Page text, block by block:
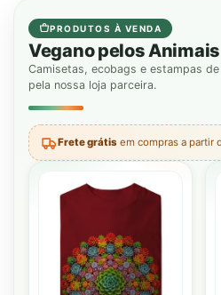
PRODUTOS À VENDA
Vegano pelos Animais
Camisetas, ecobags e estampas
pela nossa loja parceira.
Frete grátis em compras a partir